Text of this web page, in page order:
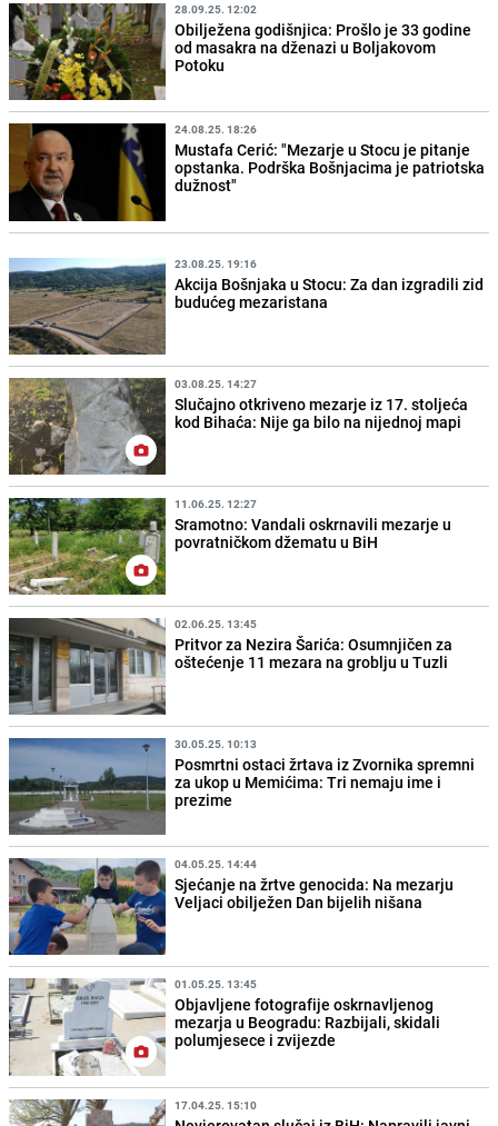
28.09.25. 12:02
Obilježena godišnjica: Prošlo je 33 godine
od masakra na dženazi u Boljakovom
Potoku
24.08.25. 18:26
Mustafa Cerić: "Mezarje u Stocu je pitanje
opstanka. Podrška Bošnjacima je patriotska
dužnost"
23.08.25. 19:16
Akcija Bošnjaka u Stocu: Za dan izgradili zid
budućeg mezaristana
03.08.25. 14:27
Slučajno otkriveno mezarje iz 17. stoljeća
kod Bihaća: Nije ga bilo na nijednoj mapi
11.06.25. 12:27
Sramotno: Vandali oskrnavili mezarje u
povratničkom džematu u BiH
02.06.25. 13:45
Pritvor za Nezira Šarića: Osumnjičen za
oštećenje 11 mezara na groblju u Tuzli
30.05.25. 10:13
Posmrtni ostaci žrtava iz Zvornika spremni
za ukop u Memićima: Tri nemaju ime i
prezime
04.05.25. 14:44
Sjećanje na žrtve genocida: Na mezarju
Veljaci obilježen Dan bijelih nišana
01.05.25. 13:45
Objavljene fotografije oskrnavljenog
mezarja u Beogradu: Razbijali, skidali
polumjesece i zvijezde
17.04.25. 15:10